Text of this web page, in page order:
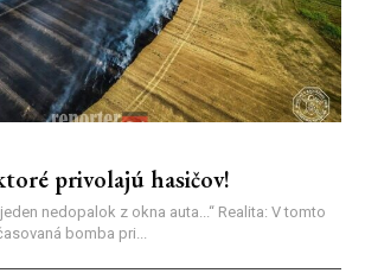
privolajú hasičov!
nedopalok z okna auta...“ ​Realita: V tomto
bomba pri...